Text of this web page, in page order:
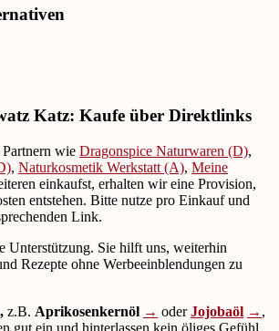
Katz: Kaufe über Direktlinks
wie Dragonspice Naturwaren (D),
, Naturkosmetik Werkstatt (A), Meine
einkaufst, erhalten wir eine Provision,
entstehen. Bitte nutze pro Einkauf und
Link.
Unterstützung. Sie hilft uns, weiterhin
Rezepte ohne Werbeeinblendungen zu
z.B. Aprikosenkernöl → oder Jojobaöl → ,